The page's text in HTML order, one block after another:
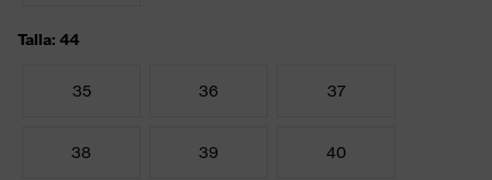
Talla: 44
35 36 37
38 39 40